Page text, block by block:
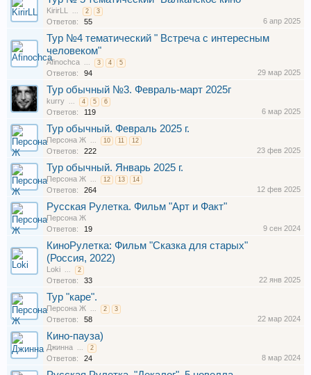
KirirLL ... 2 3
Ответов: 55 6 апр 2025
Тур №4 тематический " Встреча с интересным
человеком"
Afinochca ... 3 4 5
Ответов: 94 29 мар 2025
Тур обычный №3. Февраль-март 2025г
kurry ... 4 5 6
Ответов: 119 6 мар 2025
Тур обычный. Февраль 2025 г.
Персона Ж ... 10 11 12
Ответов: 222 23 фев 2025
Тур обычный. Январь 2025 г.
Персона Ж ... 12 13 14
Ответов: 264 12 фев 2025
Русская Рулетка. Фильм "Арт и Факт"
Персона Ж
Ответов:
19 9 сен 2024
КиноРулетка: Фильм "Сказка для старых"
(Россия, 2022)
Loki ... 2
Ответов: 33 22 янв 2025
Тур "каре".
Персона Ж ... 2 3
Ответов: 58 22 мар 2024
Кино-пауза)
Джинна ... 2
Ответов: 24 8 мар 2024